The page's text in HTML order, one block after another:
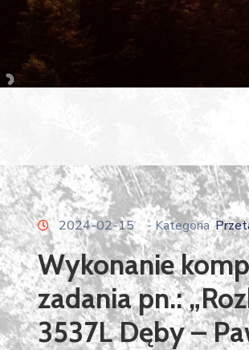
2024-02-15 - Kategoria
Wykonanie
zadania pn.:
3537L Dęby –